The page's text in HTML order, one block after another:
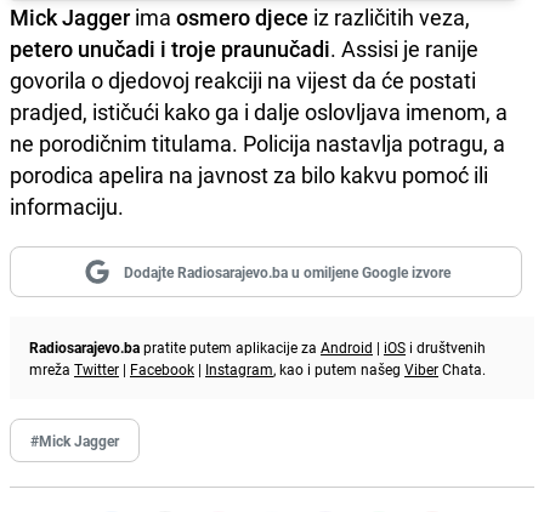
Mick Jagger ima osmero djece iz različitih veza,
petero unučadi i troje praunučadi. Assisi je ranije
govorila o djedovoj reakciji na vijest da će postati
pradjed, ističući kako ga i dalje oslovljava imenom, a
ne porodičnim titulama. Policija nastavlja potragu, a
porodica apelira na javnost za bilo kakvu pomoć ili
informaciju.
Dodajte Radiosarajevo.ba u omiljene Google izvore
Radiosarajevo.bapratite putem aplikacije za Android | iOS i društvenih
mreža Twitter | Facebook | Instagram, kao i putem našeg ViberChata.
#Mick Jagger